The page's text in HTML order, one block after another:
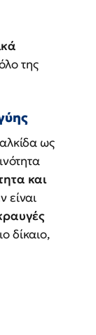
της
ως
και
είναι
δίκαιο,